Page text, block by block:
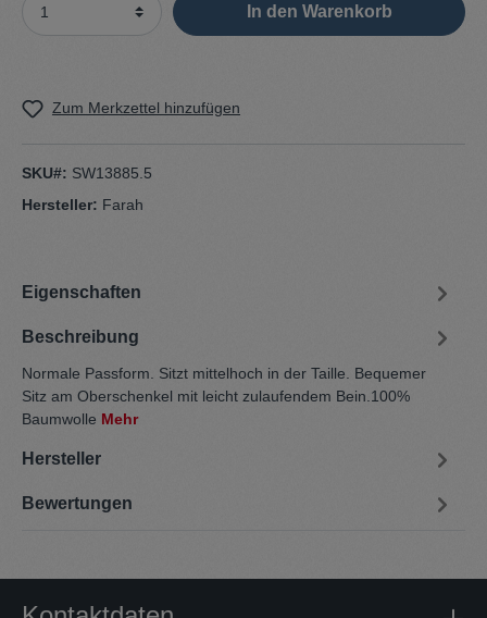
In den Warenkorb
Zum Merkzettel hinzufügen
SKU#: SW13885.5
Hersteller: Farah
Eigenschaften
Beschreibung
Normale Passform. Sitzt mittelhoch in der Taille. Bequemer
Sitz am Oberschenkel mit leicht zulaufendem Bein.100%
Baumwolle Mehr
Hersteller
Bewertungen